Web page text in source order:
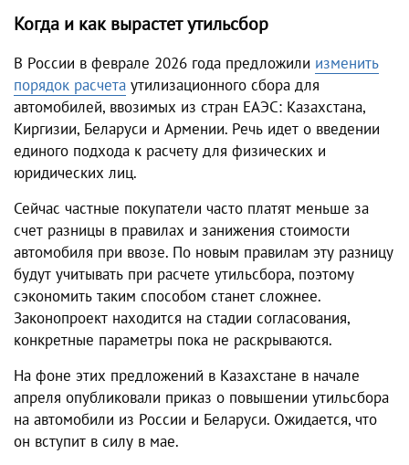
Когда и как вырастет утильсбор
В России в феврале 2026 года предложили изменить
порядок расчета утилизационного сбора для
автомобилей, ввозимых из стран ЕАЭС: Казахстана,
Киргизии, Беларуси и Армении. Речь идет о введении
единого подхода к расчету для физических и
юридических лиц.
Сейчас частные покупатели часто платят меньше за
счет разницы в правилах и занижения стоимости
автомобиля при ввозе. По новым правилам эту разницу
будут учитывать при расчете утильсбора, поэтому
сэкономить таким способом станет сложнее.
Законопроект находится на стадии согласования,
конкретные параметры пока не раскрываются.
На фоне этих предложений в Казахстане в начале
апреля опубликовали приказ о повышении утильсбора
на автомобили из России и Беларуси. Ожидается, что
он вступит в силу в мае.